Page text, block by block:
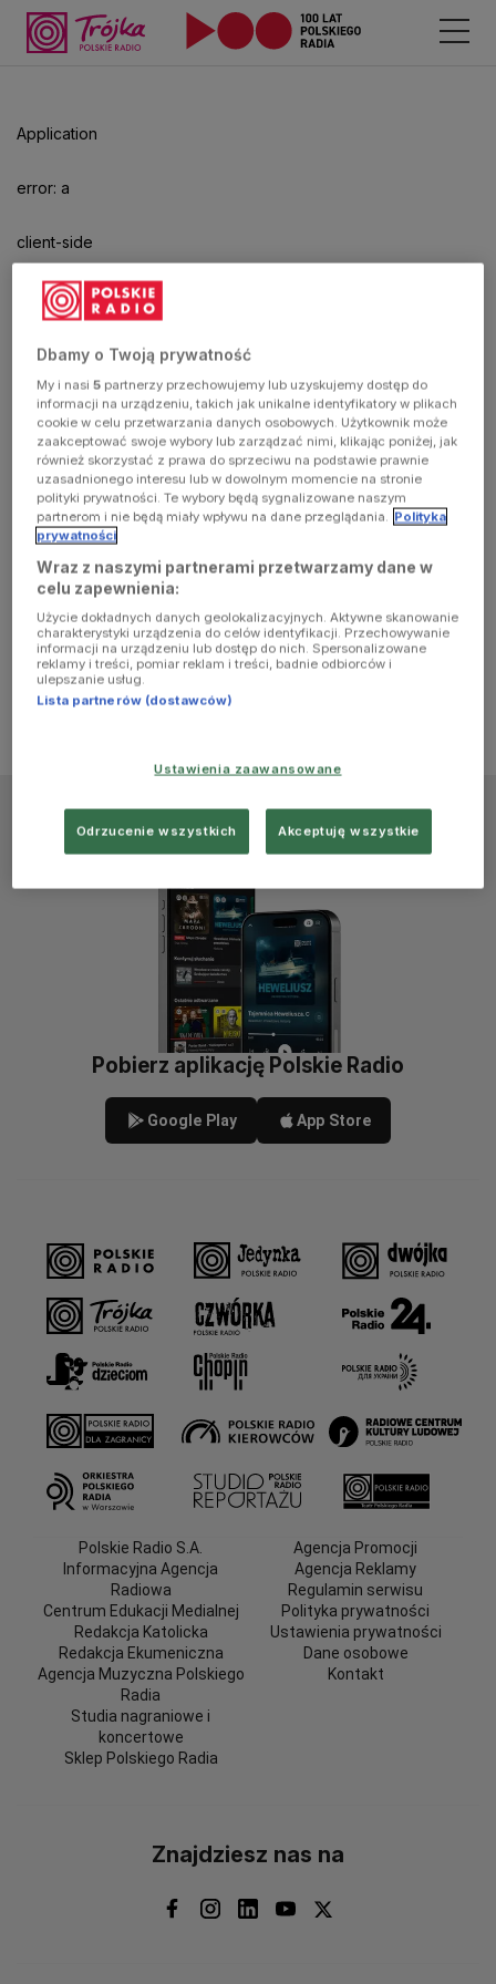
Application
error: a
client-side
exception
has
occurred
(see the
browser
console for
more
information)
aby
odtwarzać.
Pobierz aplikację Polskie Radio
Google Play App Store
Polskie Radio S.A.
Informacyjna Agencja
Radiowa
Centrum Edukacji Medialnej
Redakcja Katolicka
Redakcja Ekumeniczna
Agencja Muzyczna Polskiego
Radia
Studia nagraniowe i
koncertowe
Sklep Polskiego Radia
Agencja Promocji
Agencja Reklamy
Regulamin serwisu
Polityka prywatności
Ustawienia prywatności
Dane osobowe
Kontakt
Znajdziesz nas na
Dbamy o Twoją prywatność
My i nasi5 partnerzy przechowujemy lub uzyskujemy dostęp do
informacji na urządzeniu, takich jak unikalne identyfikatory w plikach
cookie w celu przetwarzania danych osobowych. Użytkownik może
zaakceptować swoje wybory lub zarządzać nimi, klikając poniżej, jak
również skorzystać z prawa do sprzeciwu na podstawie prawnie
uzasadnionego interesu lub w dowolnym momencie na stronie
polityki prywatności. Te wybory będą sygnalizowane naszym
partnerom i nie będą miały wpływu na dane przeglądania. Polityka
prywatności
Wraz z naszymi partnerami przetwarzamy dane w
celu zapewnienia:
Użycie dokładnych danych geolokalizacyjnych. Aktywne skanowanie
charakterystyki urządzenia do celów identyfikacji. Przechowywanie
informacji na urządzeniu lub dostęp do nich. Spersonalizowane
reklamy i treści, pomiar reklam i treści, badnie odbiorców i
ulepszanie usług.
Lista partnerów (dostawców)
Ustawienia zaawansowane
Odrzucenie wszystkich Akceptuję wszystkie